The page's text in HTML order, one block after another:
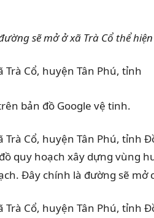
sẽ mở ởxã Trà Cổ thể
bản đồ Google vệ tinh.
quy hoạch xây dựng vùng
Đây chính là đường sẽ mở